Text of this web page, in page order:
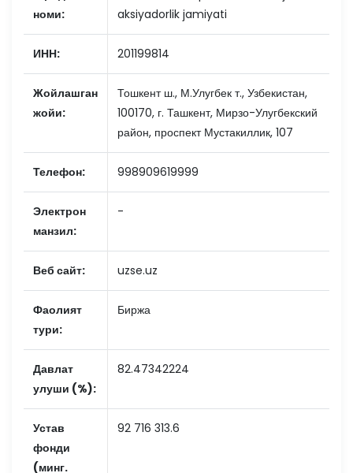
номи:
aksiyadorlik jamiyati
ИНН: 201199814
Жойлашган
жойи:
Тошкент ш., М.Улугбек т., Узбекистан,
100170, г. Ташкент, Мирзо-Улугбекский
район, проспект Мустакиллик, 107
Телефон: 998909619999
Электрон
манзил:
-
Веб сайт: uzse.uz
Фаолият
тури:
Биржа
Давлат
улуши (%):
82.47342224
Устав
фонди
(минг.
92 716 313.6